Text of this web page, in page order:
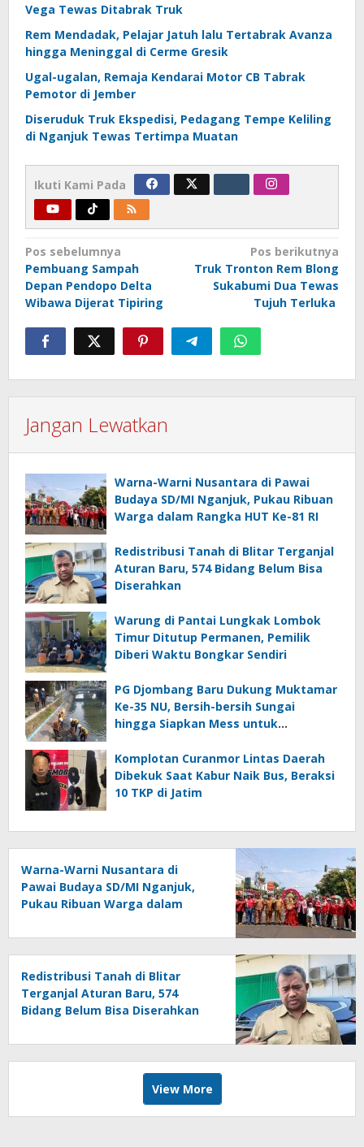
Vega Tewas Ditabrak Truk
Rem Mendadak, Pelajar Jatuh lalu Tertabrak Avanza
hingga Meninggal di Cerme Gresik
Ugal-ugalan, Remaja Kendarai Motor CB Tabrak
Pemotor di Jember
Diseruduk Truk Ekspedisi, Pedagang Tempe Keliling
di Nganjuk Tewas Tertimpa Muatan
Ikuti Kami Pada
Navigasi
pos
Pos sebelumnya
Pembuang Sampah
Depan Pendopo Delta
Wibawa Dijerat Tipiring
Pos berikutnya
Truk Tronton Rem Blong
Sukabumi Dua Tewas
Tujuh Terluka
Jangan Lewatkan
Warna-Warni Nusantara di Pawai
Budaya SD/MI Nganjuk, Pukau Ribuan
Warga dalam Rangka HUT Ke-81 RI
Redistribusi Tanah di Blitar Terganjal
Aturan Baru, 574 Bidang Belum Bisa
Diserahkan
Warung di Pantai Lungkak Lombok
Timur Ditutup Permanen, Pemilik
Diberi Waktu Bongkar Sendiri
PG Djombang Baru Dukung Muktamar
Ke-35 NU, Bersih-bersih Sungai
hingga Siapkan Mess untuk
Komplotan Curanmor Lintas Daerah
Dibekuk Saat Kabur Naik Bus, Beraksi
10 TKP di Jatim
Warna-Warni Nusantara di
Pawai Budaya SD/MI Nganjuk,
Pukau Ribuan Warga dalam
Redistribusi Tanah di Blitar
Terganjal Aturan Baru, 574
Bidang Belum Bisa Diserahkan
View More